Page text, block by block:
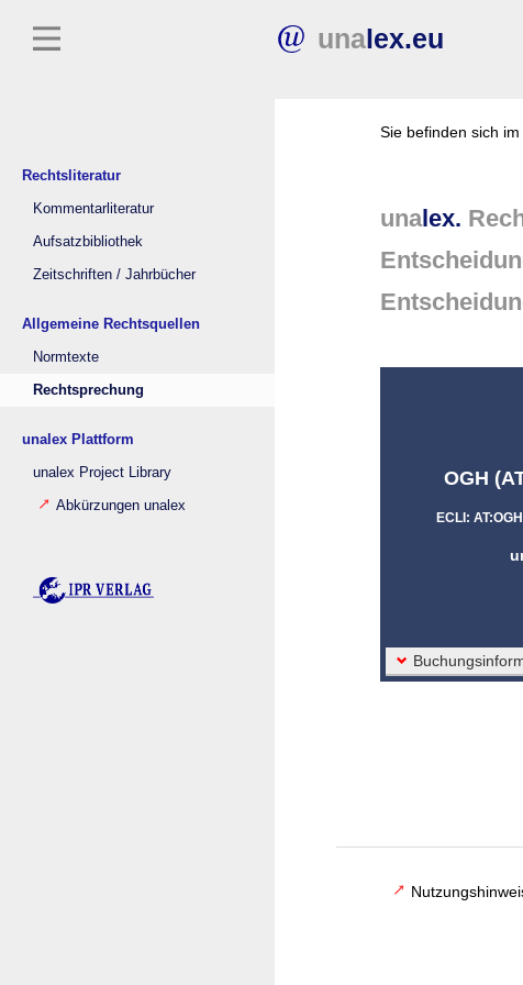
unalex.eu
Rechtsliteratur
Kommentarliteratur
Aufsatzbibliothek
Zeitschriften / Jahrbücher
Allgemeine Rechtsquellen
Normtexte
Rechtsprechung
unalex Plattform
unalex Project Library
Abkürzungen unalex
Sie befinden sich
unalex.
OGH
ECLI: